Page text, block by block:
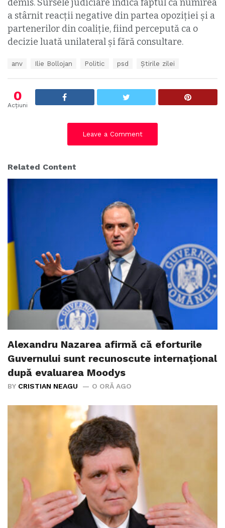
demis. Sursele judiciare indică faptul că numirea
a stârnit reacții negative din partea opoziției și a
partenerilor din coaliție, fiind percepută ca o
decizie luată unilateral și fără consultare.
anv Ilie Bollojan Politic psd Știrile zilei
0
Acțiuni
Leave a Comment
Related Content
Alexandru Nazarea afirmă că eforturile
Guvernului sunt recunoscute internațional
după evaluarea Moodys
BY CRISTIAN NEAGU O ORĂ AGO